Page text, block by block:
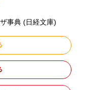
事典 (日経文庫)